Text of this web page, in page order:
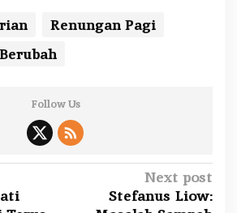
Renungan Pagi
Follow Us
Next post
Stefanus Liow: